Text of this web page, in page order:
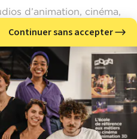
d’animation, cinéma,
l’espace, créativité,